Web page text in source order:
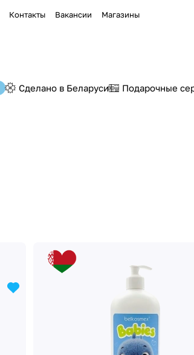
Контакты Вакансии Магазины
Сделано в Беларуси Подарочные